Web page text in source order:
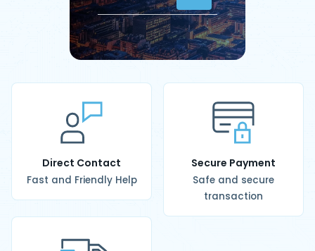
Direct Contact
Fast and Friendly Help
Secure Payment
Safe and secure
transaction